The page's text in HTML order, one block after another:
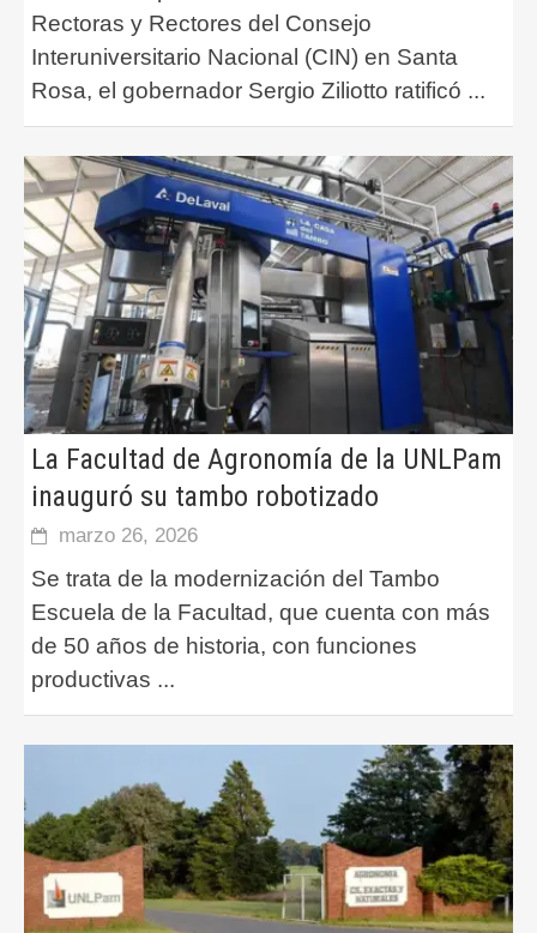
Rectoras y Rectores del Consejo
Interuniversitario Nacional (CIN) en Santa
Rosa, el gobernador Sergio Ziliotto ratificó ...
La Facultad de Agronomía de la UNLPam
inauguró su tambo robotizado
marzo 26, 2026
Se trata de la modernización del Tambo
Escuela de la Facultad, que cuenta con más
de 50 años de historia, con funciones
productivas ...